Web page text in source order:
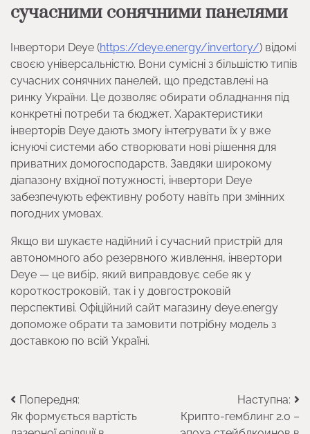
сучасними сонячними панелями
Інвертори Deye (https://deye.energy/invertory/) відомі
своєю універсальністю. Вони сумісні з більшістю типів
сучасних сонячних панелей, що представлені на
ринку України. Це дозволяє обирати обладнання під
конкретні потреби та бюджет. Характеристики
інверторів Deye дають змогу інтегрувати їх у вже
існуючі системи або створювати нові рішення для
приватних домогосподарств. Завдяки широкому
діапазону вхідної потужності, інвертори Deye
забезпечують ефективну роботу навіть при змінних
погодних умовах.
Якщо ви шукаєте надійний і сучасний пристрій для
автономного або резервного живлення, інвертори
Deye — це вибір, який виправдовує себе як у
короткостроковій, так і у довгостроковій
перспективі. Офіційний сайт магазину deye.energy
допоможе обрати та замовити потрібну модель з
доставкою по всій Україні.
Навігація
записів
Попередня:
Як формується вартість
Наступна:
Крипто-гемблинг 2.0 –